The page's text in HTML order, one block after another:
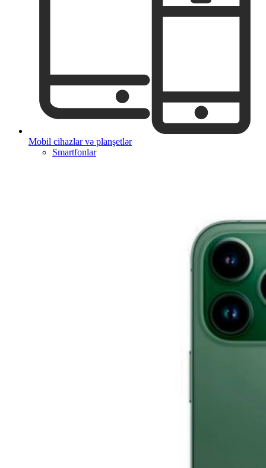
Mobil cihazlar və planşetlər
Smartfonlar